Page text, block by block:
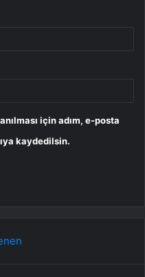
için adım, e-posta
kaydedilsin.